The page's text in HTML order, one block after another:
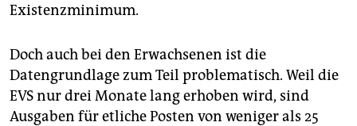
Existenzminimum.
Doch auch bei den Erwachsenen ist die
Datengrundlage zum Teil problematisch. Weil die
EVS nur drei Monate lang erhoben wird, sind
Ausgaben für etliche Posten von weniger als 25